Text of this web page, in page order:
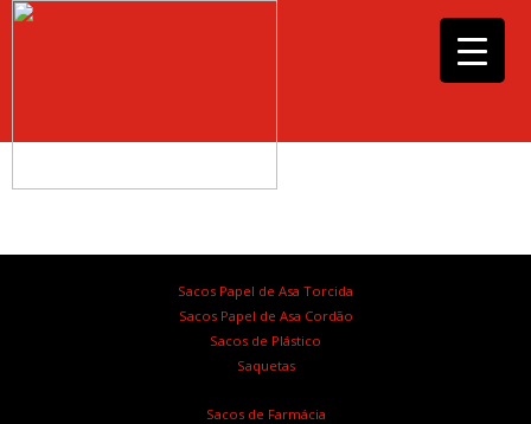
Sacos Papel de Asa Torcida
Sacos Papel de Asa Cordão
Sacos de Plástico
Saquetas
Sacos de Farmácia